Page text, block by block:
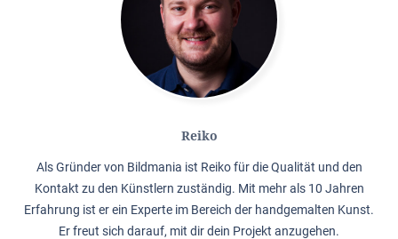
Reiko
Als Gründer von Bildmania ist Reiko für die Qualität und den
Kontakt zu den Künstlern zuständig. Mit mehr als 10 Jahren
Erfahrung ist er ein Experte im Bereich der handgemalten Kunst.
Er freut sich darauf, mit dir dein Projekt anzugehen.